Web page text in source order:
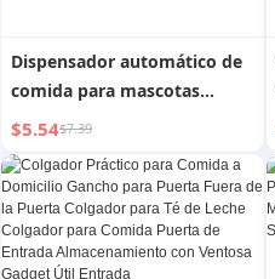
Dispensador automático de
comida para mascotas
integrado, cuenco para
gatos
$5.54$7.39